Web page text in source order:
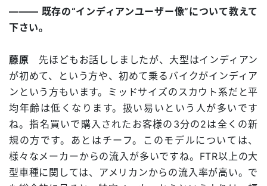
――― 既存の“インディアンユーザー像”について教えて
下さい。
藤原 先ほどもお話ししましたが、大型はインディアン
が初めて、という方や、初めて乗るバイクがインディア
ンという方もいます。ミッドサイズのスカウト系だと平
均年齢は低くなります。扱い易いという人が多いです
ね。指名買いで購入されたお客様の3分の2は全くの新
規の方です。あとはチーフ。このモデルについては、
様々なメーカーからの流入が多いですね。FTR以上の大
型車種に関しては、アメリカンからの流入率が高い。で